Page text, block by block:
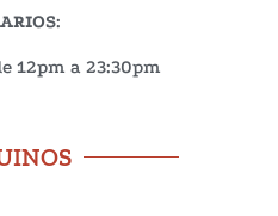
:
12pm a 23:30pm